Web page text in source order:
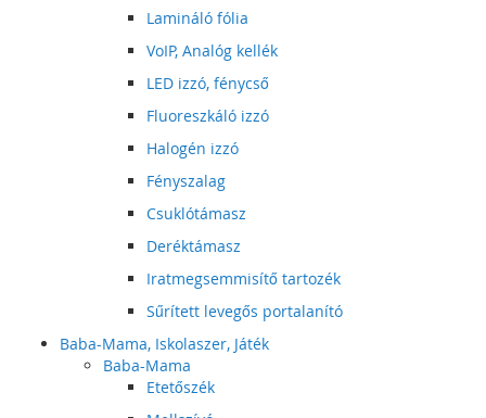
Lamináló fólia
VoIP, Analóg kellék
LED izzó, fénycső
Fluoreszkáló izzó
Halogén izzó
Fényszalag
Csuklótámasz
Deréktámasz
Iratmegsemmisítő tartozék
Sűrített levegős portalanító
Baba-Mama, Iskolaszer, Játék
Baba-Mama
Etetőszék